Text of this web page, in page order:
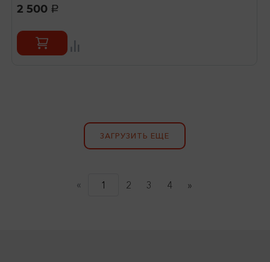
2 500 a
ЗАГРУЗИТЬ ЕЩЕ
« 1 (current)
2 3 4 »